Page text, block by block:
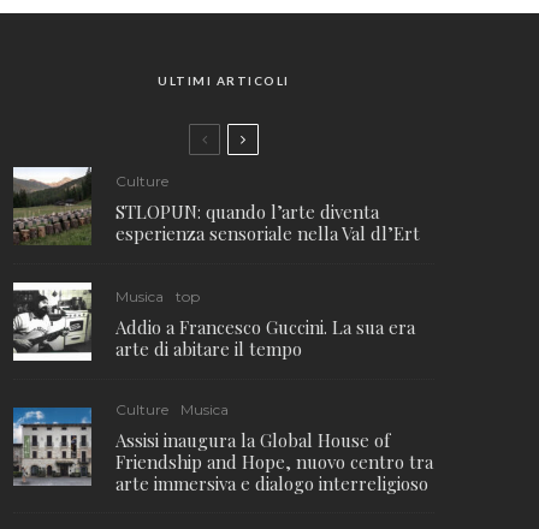
ULTIMI ARTICOLI
Culture
STLOPUN: quando l’arte diventa
esperienza sensoriale nella Val dl’Ert
Musica top
Addio a Francesco Guccini. La sua era
arte di abitare il tempo
Culture Musica
Assisi inaugura la Global House of
Friendship and Hope, nuovo centro tra
arte immersiva e dialogo interreligioso